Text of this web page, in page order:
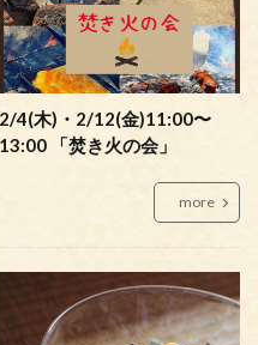
2/4(木)・2/12(金)11:00〜
13:00 「焚き火の会」
more